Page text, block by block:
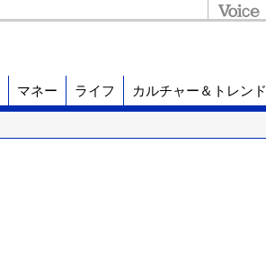
マネー ライフ カルチャー＆トレンド